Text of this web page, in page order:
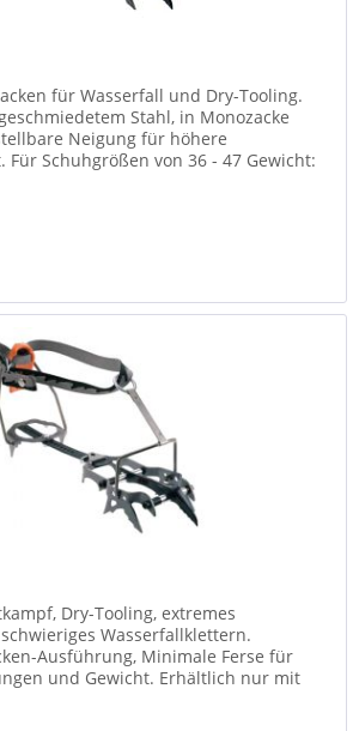
für Wasserfall und Dry-Tooling.
Stahl, in Monozacke
Neigung für höhere
Für Schuhgrößen von 36 - 47 Gewicht:
Dry-Tooling, extremes
Wasserfallklettern.
Ausführung, Minimale Ferse für
und Gewicht. Erhältlich nur mit